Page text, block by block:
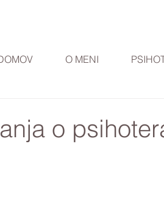
O MENI
o